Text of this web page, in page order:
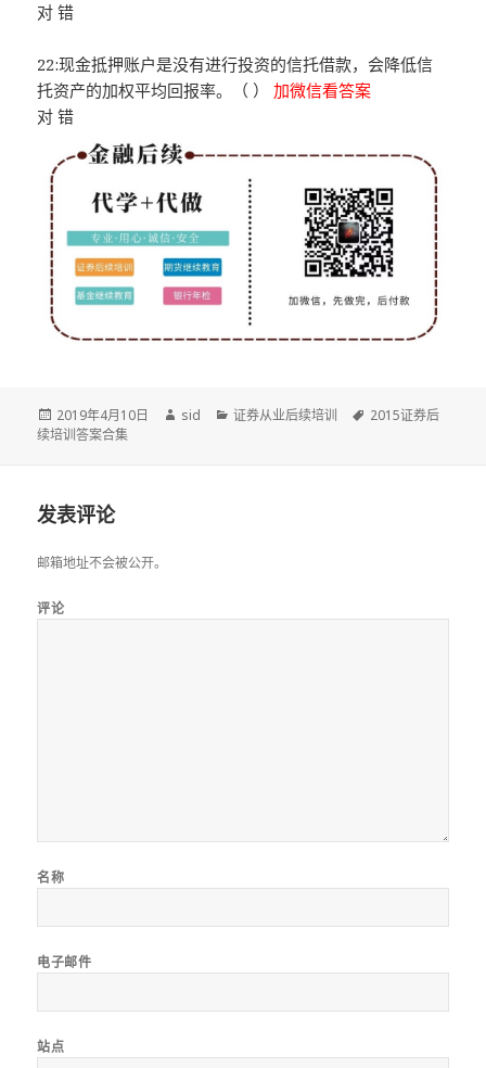
对 错
22:现金抵押账户是没有进行投资的信托借款，会降低信
托资产的加权平均回报率。（ ）加微信看答案
对 错
发
布
2019年4月10日
作
sid
分
证券从业后续培训
标
2015证券后
续培训答案合集
发表评论
邮箱地址不会被公开。
评论
名称
电子邮件
站点